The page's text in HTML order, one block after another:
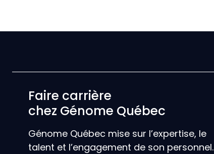
Faire carrière
chez Génome Québec
Génome Québec mise sur l’expertise, le
talent et l’engagement de son personnel.